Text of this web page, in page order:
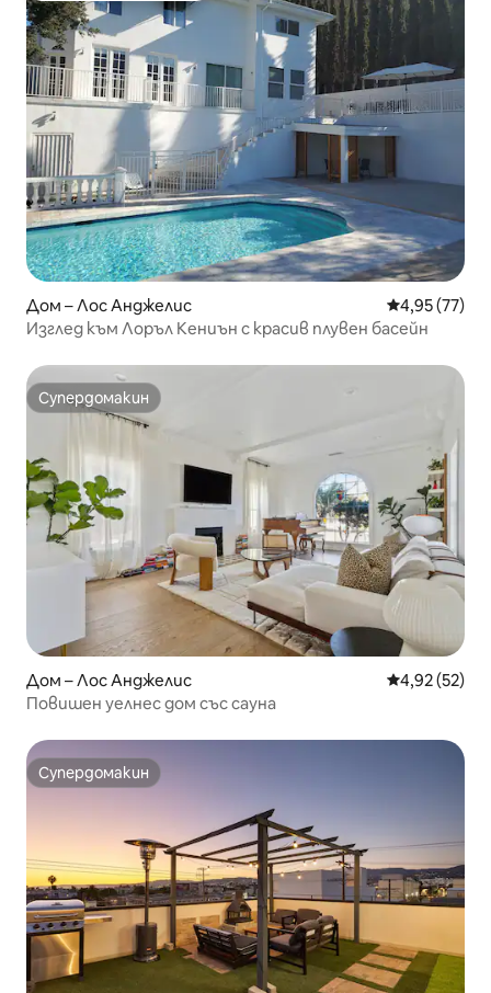
Дом – Лос Анджелис Средна
4,95 (77)
Изглед към Лоръл Кениън с красив плувен басейн
Супердомакин
Супердомакин
Дом – Лос Анджелис Средна
4,92 (52)
Повишен уелнес дом със сауна
Супердомакин
Супердомакин